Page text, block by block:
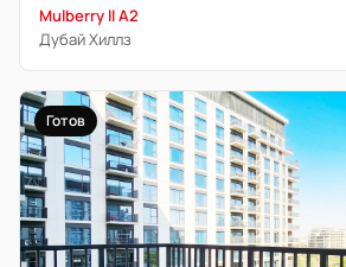
Mulberry ll A2
Дубай Хиллз
Готов